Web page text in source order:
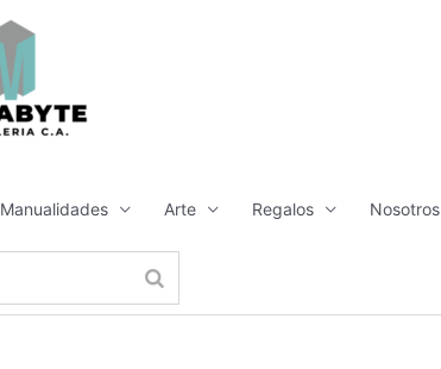
Manualidades Arte Regalos Nosotros